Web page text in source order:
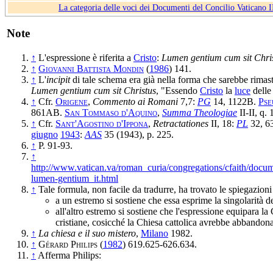
La categoria delle voci dei Documenti del Concilio Vaticano
Note
↑ L'espressione è riferita a Cristo: Lumen gentium cum sit
↑ Giovanni Battista Mondin (1986) 141.
↑ L'incipitdi tale schema era già nella forma che sarebbe
Lumen gentium cum sit Christus, "Essendo Cristo la luce
↑ Cfr. Origene, Commento ai Romani 7,7: PG 14, 1122B.
861AB. San Tommaso d'Aquino, Summa Theologiae II-II, q.
↑ Cfr. Sant'Agostino d'Ippona, Retractationes II, 18: PL 32,
giugno 1943: AAS 35 (1943), p. 225.
↑ P. 91-93.
↑
http://www.vatican.va/roman_curia/congregations/cfaith/
lumen-gentium_it.html
↑ Tale formula, non facile da tradurre, ha trovato le
a un estremo si sostiene che essa esprime la singolarità
all'altro estremo si sostiene che l'espressione equipara
cristiane, cosicché la Chiesa cattolica avrebbe
↑ La chiesa e il suo mistero, Milano 1982.
↑ Gérard Philips (1982) 619.625-626.634.
↑ Afferma Philips: